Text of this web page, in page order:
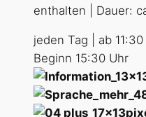
enthalten | Dauer:
jeden Tag | ab
Beginn 15:30 Uhr